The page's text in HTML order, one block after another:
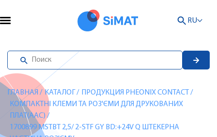
RU
ГЛАВНАЯ / КАТАЛОГ / ПРОДУКЦИЯ PHEONIX CONTACT /
КОМПАКТНІ КЛЕМИ ТА РОЗ'ЄМИ ДЛЯ ДРУКОВАНИХ
ПЛАТ(AAC) /
1700899 MSTBT 2,5/ 2-STF GY BD:+24V Q ШТЕКЕРНА